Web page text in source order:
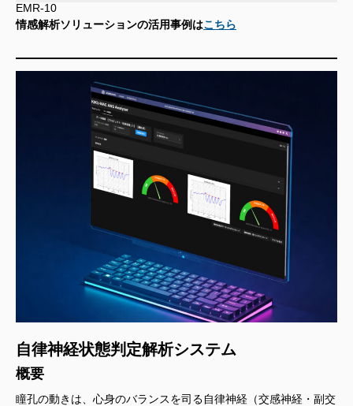
EMR-10
情感解析ソリューションの活用事例はこちら
自律神経状態判定解析システム
概要
瞳孔の動きは、心身のバランスを司る自律神経（交感神経・副交